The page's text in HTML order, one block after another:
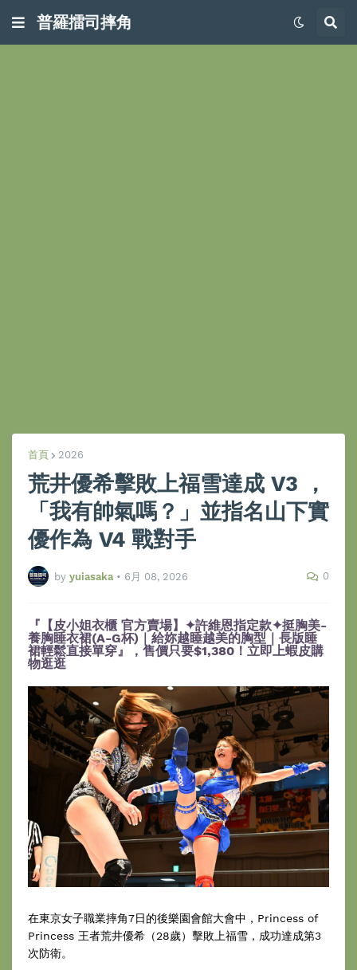
普羅擂司摔角
首頁 2026
荒井優希擊敗上福雪達成 V3 ，
「我有帥氣嗎？」並指名山下實
優作為 V4 戰對手
by yuiasaka • 6月 08, 2026 0
『【皮小姐衣櫃 官方賣場】✦許維恩指定款✦挺胸美-
養胸睡衣裙(A-G杯)｜給妳越睡越美的胸型｜長版睡
裙輕鬆直接單穿』，售價只要$1,380！立即上蝦皮購
物逛逛
在東京女子職業摔角7日的後樂園會館大會中，Princess of
Princess 王者荒井優希（28歲）擊敗上福雪，成功達成第3
次防衛。